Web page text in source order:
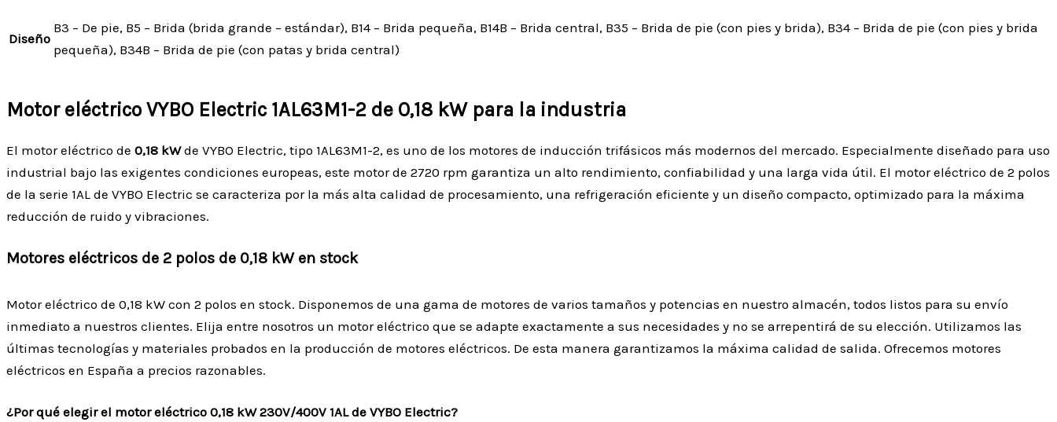
Diseño
B3 – De pie, B5 – Brida (brida grande – estándar), B14 – Brida pequeña, B14B – Brida central, B35 – Brida de pie (con pies y brida), B34 – Brida de pie (con pies y brida
pequeña), B34B – Brida de pie (con patas y brida central)
Motor eléctrico VYBO Electric 1AL63M1-2 de 0,18 kW para la industria
El motor eléctrico de 0,18 kWde VYBO Electric, tipo 1AL63M1-2, es uno de los motores de inducción trifásicos más modernos del mercado. Especialmente diseñado para uso
industrial bajo las exigentes condiciones europeas, este motor de 2720 rpm garantiza un alto rendimiento, confiabilidad y una larga vida útil. El motor eléctrico de 2 polos
de la serie 1AL de VYBO Electric se caracteriza por la más alta calidad de procesamiento, una refrigeración eficiente y un diseño compacto, optimizado para la máxima
reducción de ruido y vibraciones.
Motores eléctricos de 2 polos de 0,18 kW en stock
Motor eléctrico de 0,18 kW con 2 polos en stock. Disponemos de una gama de motores de varios tamaños y potencias en nuestro almacén, todos listos para su envío
inmediato a nuestros clientes. Elija entre nosotros un motor eléctrico que se adapte exactamente a sus necesidades y no se arrepentirá de su elección. Utilizamos las
últimas tecnologías y materiales probados en la producción de motores eléctricos. De esta manera garantizamos la máxima calidad de salida. Ofrecemos motores
eléctricos en España a precios razonables.
¿Por qué elegir el motor eléctrico 0,18 kW 230V/400V 1AL de VYBO Electric?